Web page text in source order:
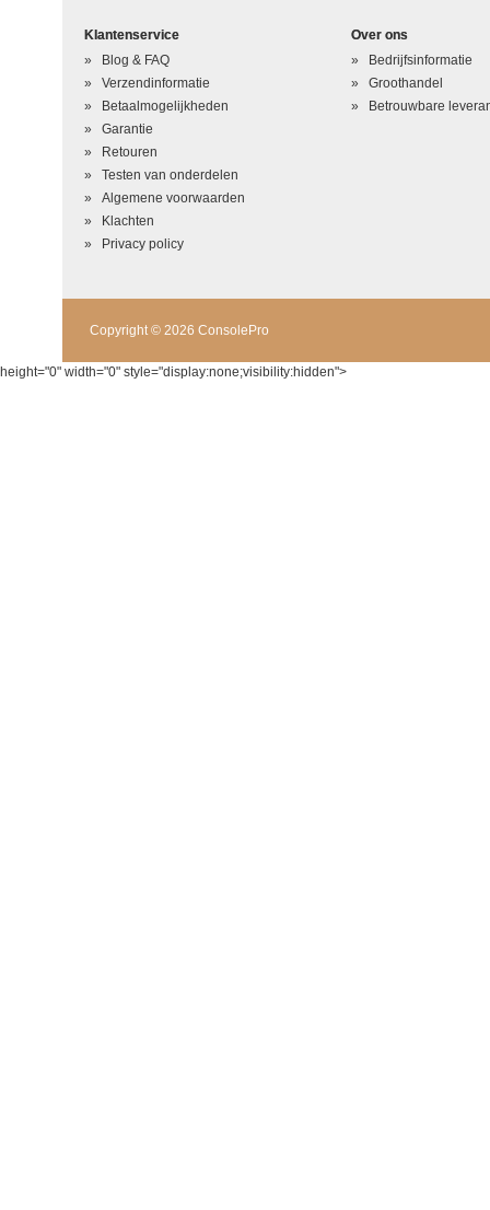
Uw beoordeling in één zin
*
Beoordeling
Klantenservice
Blog & FAQ
Verzendinformatie
Betaalmogelijkheden
Garantie
Retouren
Testen van onderdelen
Algemene voorwaarden
Klachten
Privacy policy
Over ons
Bedrijfsinformatie
Groothandel
Betrouwbare
Copyright © 2026 ConsolePro
height="0" width="0" style="display:none;visibility:hidden">